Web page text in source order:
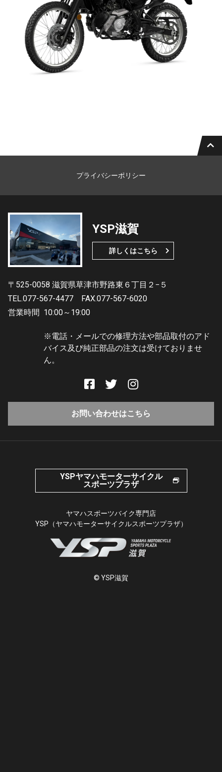
プライバシーポリシー
YSP滋賀
詳しくはこちら
〒525-0058 滋賀県草津市野路東６丁目２−５
TEL.077-567-4477
FAX.077-567-6020
営業時間 10:00～19:00
※電話・メールでの修理方法や部品取付のアド
バイス及び純正部品の注文は受けておりませ
ん。
お問い合わせはこちら
YSPヤマハモーターサイクル
スポーツプラザ
ヤマハスポーツバイク専門店
YSP（ヤマハモーターサイクルスポーツプラザ）
© YSP滋賀